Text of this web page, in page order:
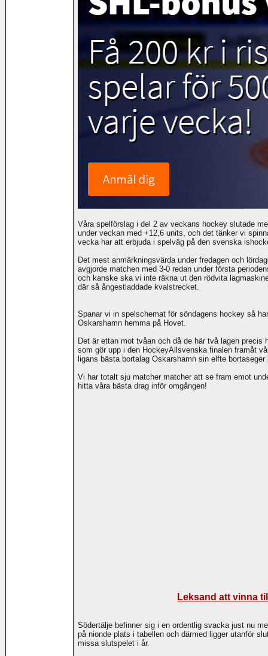
Våra spelförslag i del 2 av veckans hockey slutade
under veckan med +12,6 units, och det tänker vi
vecka har att erbjuda i spelväg på den svenska
Det mest anmärkningsvärda under fredagen och
avgjorde matchen med 3-0 redan under första
och kanske ska vi inte räkna ut den rödvita
där så ångestladdade kvalstrecket.
Spanar vi in spelschemat för söndagens hockey så
Oskarshamn hemma på Hovet.
Det är ettan mot tvåan och då de här två lagen
som gör upp i den HockeyAllsvenska finalen framåt
ligans bästa bortalag Oskarshamn sin elfte bortaseger
Vi har totalt sju matcher matcher att se fram emot
hitta våra bästa drag inför omgången!
Leksand att vinna
Södertälje befinner sig i en ordentlig svacka just nu
på nionde plats i tabellen och därmed ligger utanför
missa slutspelet i år.